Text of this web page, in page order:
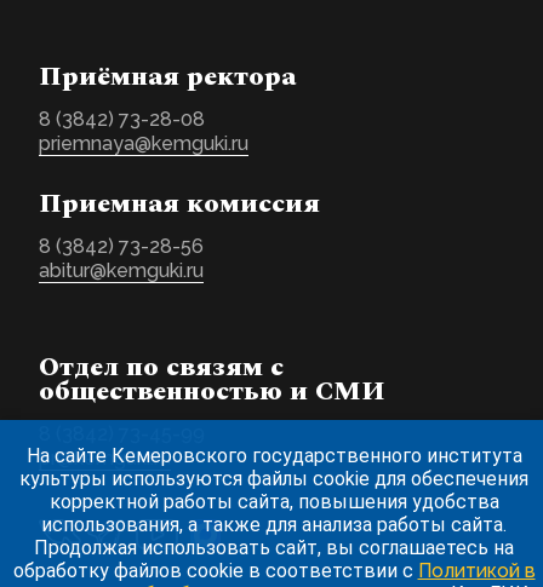
Приёмная ректора
8 (3842) 73-28-08
priemnaya@kemguki.ru
Приемная комиссия
8 (3842) 73-28-56
abitur@kemguki.ru
Отдел по связям с
общественностью и СМИ
pr@kemguki.ru
На сайте Кемеровского государственного института
культуры используются файлы cookie для обеспечения
корректной работы сайта, повышения удобства
использования, а также для анализа работы сайта.
Продолжая использовать сайт, вы соглашаетесь на
обработку файлов cookie в соответствии с Политикой в